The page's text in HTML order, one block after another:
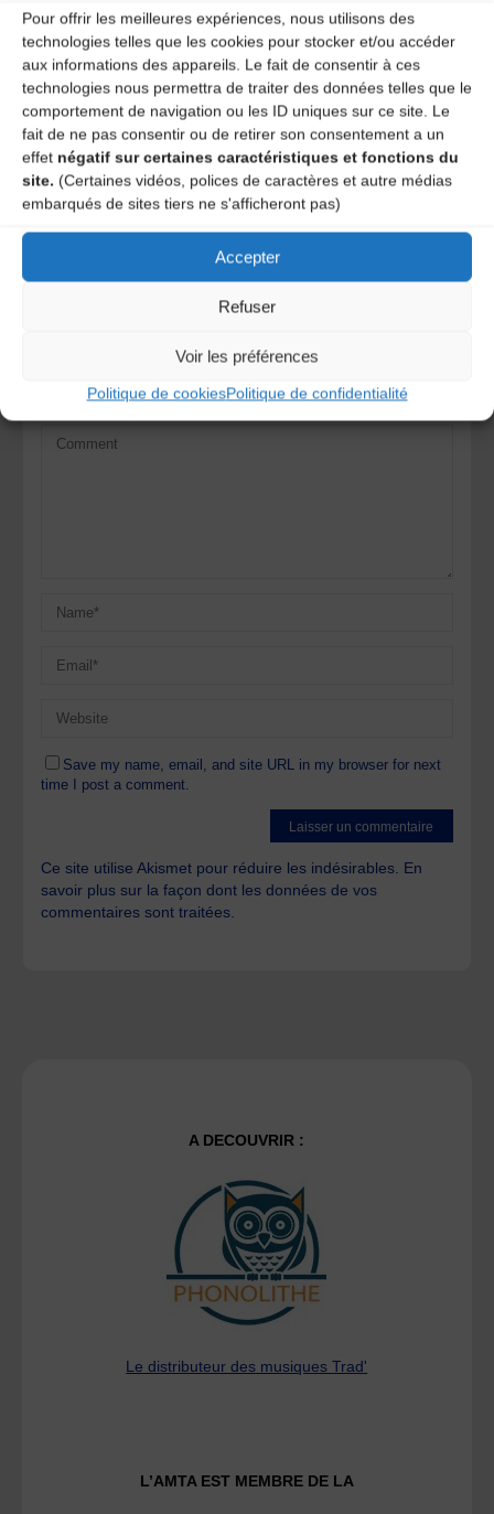
Pour offrir les meilleures expériences, nous utilisons des
technologies telles que les cookies pour stocker et/ou accéder
aux informations des appareils. Le fait de consentir à ces
technologies nous permettra de traiter des données telles que le
comportement de navigation ou les ID uniques sur ce site. Le
fait de ne pas consentir ou de retirer son consentement a un
effet négatif sur certaines caractéristiques et fonctions du
site. (Certaines vidéos, polices de caractères et autre médias
embarqués de sites tiers ne s'afficheront pas)
Accepter
Refuser
Voir les préférences
Politique de cookiesPolitique de confidentialité
Agenda
Cantal agenda
Quatr’ Quart invité par tRaucatèrme
La tournée de la Victoire
Laisser un
obligatoires sont indiqués avec*
Save my name, email, and site URL in my browser for next
time I post a comment.
Ce site utilise Akismet pour réduire les indésirables. En
savoir plus sur la façon dont les données de vos
commentaires sont traitées
A DECOUVRIR :
Le distributeur des musiques Trad'
L’AMTA EST MEMBRE DE LA